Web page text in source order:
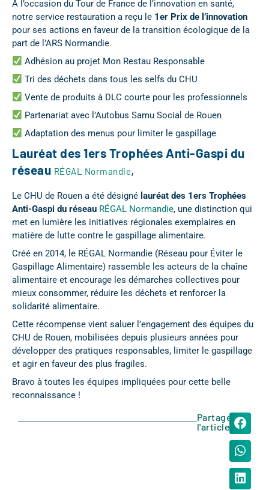
A l’occasion du Tour de France de l’innovation en santé,
notre service restauration a reçu le 1er Prix de l’innovation
pour ses actions en faveur de la transition écologique de la
part de l’ARS Normandie.
Adhésion au projet Mon Restau Responsable
Tri des déchets dans tous les selfs du CHU
Vente de produits à DLC courte pour les professionnels
Partenariat avec l’Autobus Samu Social de Rouen
Adaptation des menus pour limiter le gaspillage
Lauréat des 1ers Trophées Anti-Gaspi du
réseau RÉGAL Normandie,
Le CHU de Rouen a été désigné lauréat des 1ers Trophées
Anti-Gaspi du réseau RÉGAL Normandie, une distinction qui
met en lumière les initiatives régionales exemplaires en
matière de lutte contre le gaspillage alimentaire.
Créé en 2014, le RÉGAL Normandie (Réseau pour Éviter le
Gaspillage Alimentaire) rassemble les acteurs de la chaîne
alimentaire et encourage les démarches collectives pour
mieux consommer, réduire les déchets et renforcer la
solidarité alimentaire.
Cette récompense vient saluer l’engagement des équipes du
CHU de Rouen, mobilisées depuis plusieurs années pour
développer des pratiques responsables, limiter le gaspillage
et agir en faveur des plus fragiles.
Bravo à toutes les équipes impliquées pour cette belle
reconnaissance !
Partager
l'article